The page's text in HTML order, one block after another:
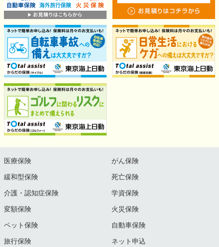
医療保険 がん保険
緩和型保険 死亡保険
介護・認知症保険 学資保険
変額保険 火災保険
ペット保険 自動車保険
旅行保険 ネット申込